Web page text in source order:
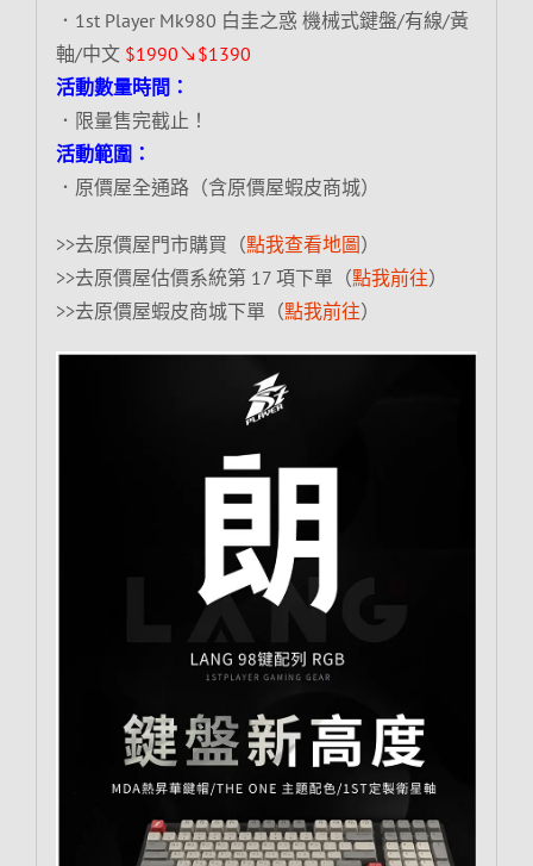
．1st Player Mk980 白圭之惑 機械式鍵盤/有線/黃
軸/中文 $1990↘$1390
活動數量時間：
．限量售完截止！
活動範圍：
．原價屋全通路（含原價屋蝦皮商城）
>>去原價屋門市購買（點我查看地圖）
>>去原價屋估價系統第 17 項下單（點我前往）
>>去原價屋蝦皮商城下單（點我前往）